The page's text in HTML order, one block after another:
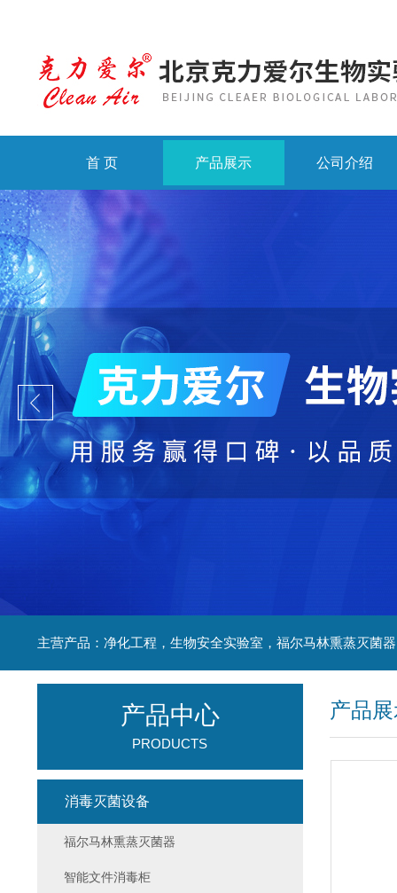
首 页 产品展示 公司介绍
产品
产品中心
PRODUCTS
消毒灭菌设备
福尔马林熏蒸灭菌器
智能文件消毒柜